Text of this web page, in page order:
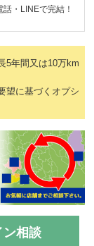
・LINEで完結！
5年間又は10万km
望に基づくオプシ
ン相談